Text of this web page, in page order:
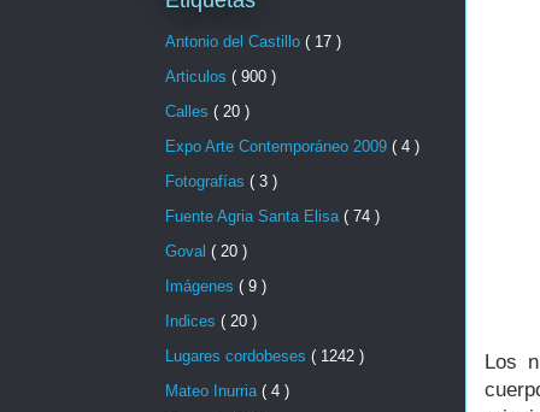
Los
Antonio del Castillo ( 17 )
Articulos ( 900 )
Calles ( 20 )
Expo Arte Contemporáneo 2009 ( 4 )
Fotografías ( 3 )
Fuente Agria Santa Elisa ( 74 )
Goval ( 20 )
Imágenes ( 9 )
Indices ( 20 )
Lugares cordobeses ( 1242 )
Mateo Inurria ( 4 )